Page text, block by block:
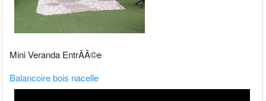
Mini Veranda EntrÃÂ©e
Balancoire bois nacelle